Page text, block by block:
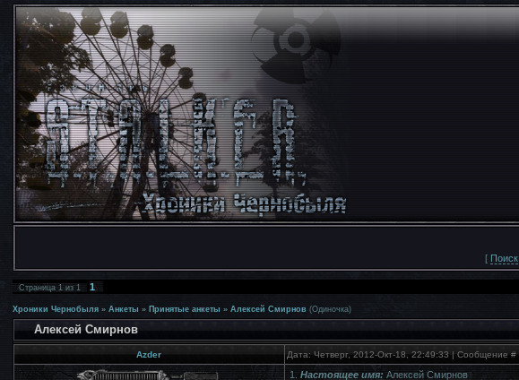
[ Поиск
Страница1из1 1
Хроники Чернобыля » Анкеты » Принятые анкеты » Алексей Смирнов (Одиночка)
Алексей Смирнов
Azder Дата: Четверг, 2012-Окт-18, 22:49:33 | Сообщение #
1. Настоящее имя: Алексей Смирнов